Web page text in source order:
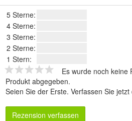
5 Sterne:
4 Sterne:
3 Sterne:
2 Sterne:
1 Stern:
Es wurde noch keine
Produkt abgegeben.
Seien Sie der Erste. Verfassen Sie
Rezension verfassen